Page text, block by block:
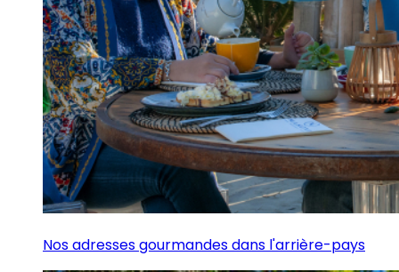
Nos adresses gourmandes dans l'arrière-pays